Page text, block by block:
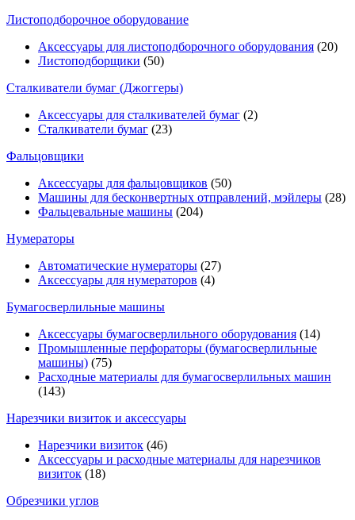
Листоподборочное оборудование
Аксессуары для листоподборочного оборудования (20)
Листоподборщики (50)
Сталкиватели бумаг (Джоггеры)
Аксессуары для сталкивателей бумаг (2)
Сталкиватели бумаг (23)
Фальцовщики
Аксессуары для фальцовщиков (50)
Машины для бесконвертных отправлений, мэйлеры (28)
Фальцевальные машины (204)
Нумераторы
Автоматические нумераторы (27)
Аксессуары для нумераторов (4)
Бумагосверлильные машины
Аксессуары бумагосверлильного оборудования (14)
Промышленные перфораторы (бумагосверлильные
машины) (75)
Расходные материалы для бумагосверлильных машин
(143)
Нарезчики визиток и аксессуары
Нарезчики визиток (46)
Аксессуары и расходные материалы для нарезчиков
визиток (18)
Обрезчики углов